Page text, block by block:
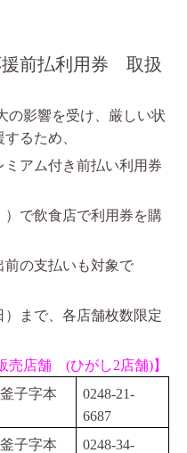
援前払利用券 取扱
の影響を受け、厳しい状
るため、
アム付き前払い利用券
で飲食店で利用券を購
前の支払いも対象で
）まで、各店舗枚数限定
売店舗 (ひがし2店舗)】
子字本
0248-21-
6687
子字本
0248-34-